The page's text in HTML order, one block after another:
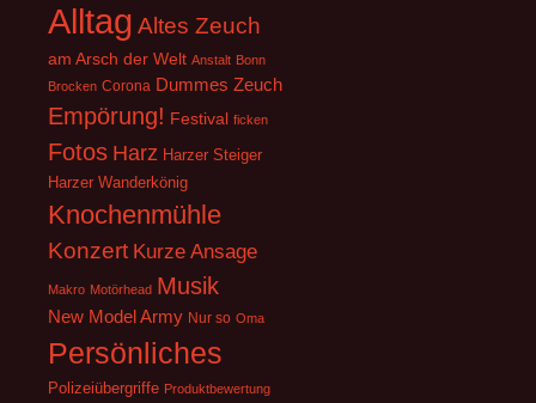
Alltag Altes Zeuch
am Arsch der Welt Anstalt Bonn
Brocken Corona Dummes Zeuch
Empörung! Festival ficken
Fotos Harz Harzer Steiger
Harzer Wanderkönig
Knochenmühle
Konzert Kurze Ansage
Makro Motörhead Musik
New Model Army Nur so Oma
Persönliches
Polizeiübergriffe Produktbewertung